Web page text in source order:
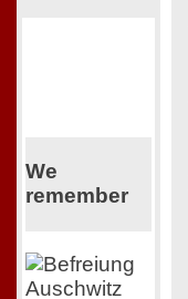
We
remember